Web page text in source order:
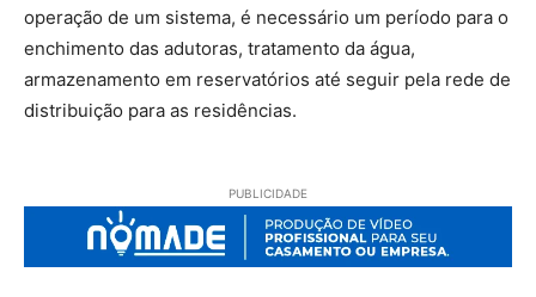
operação de um sistema, é necessário um período para o
enchimento das adutoras, tratamento da água,
armazenamento em reservatórios até seguir pela rede de
distribuição para as residências.
PUBLICIDADE